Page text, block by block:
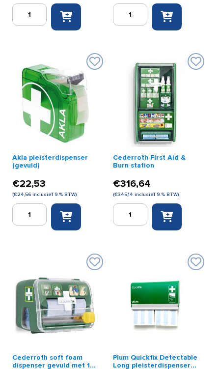
Plum
QuickFix
(gevuld)
aantal
Plum
QuickFix
Akla pleisterdispenser
(gevuld)
€22,53
(€24,56 inclusief 9 % BTW)
Akla
pleisterdispenser
Cederroth First Aid &
Burn station
€316,64
(€345,14 inclusief 9 % BTW)
Cederroth
Cederroth soft foam
dispenser gevuld met 1x
Plum Quickfix Detectable
Long pleisterdispenser